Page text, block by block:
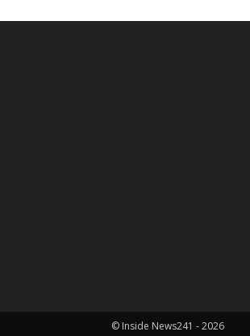
© Inside News241 - 2026